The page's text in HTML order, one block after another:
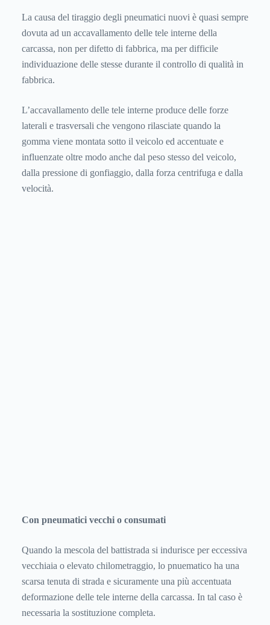
La causa del tiraggio degli pneumatici nuovi è quasi sempre
dovuta ad un accavallamento delle tele interne della
carcassa, non per difetto di fabbrica, ma per difficile
individuazione delle stesse durante il controllo di qualità in
fabbrica.
L’accavallamento delle tele interne produce delle forze
laterali e trasversali che vengono rilasciate quando la
gomma viene montata sotto il veicolo ed accentuate e
influenzate oltre modo anche dal peso stesso del veicolo,
dalla pressione di gonfiaggio, dalla forza centrifuga e dalla
velocità.
Con pneumatici vecchi o consumati
Quando la mescola del battistrada si indurisce per eccessiva
vecchiaia o elevato chilometraggio, lo pnuematico ha una
scarsa tenuta di strada e sicuramente una più accentuata
deformazione delle tele interne della carcassa. In tal caso è
necessaria la sostituzione completa.